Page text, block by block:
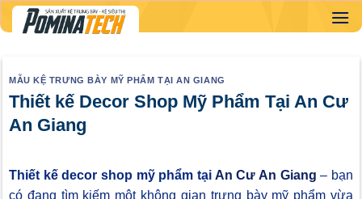
Skip
to
MẪU KỆ TRƯNG BÀY MỸ PHẨM TẠI AN GIANG
Thiết kế Decor Shop Mỹ Phẩm Tại An Cư
An Giang
Thiết kế decor shop mỹ phẩm tại An Cư An Giang – bạn
có đang tìm kiếm một không gian trưng bày mỹ phẩm vừa